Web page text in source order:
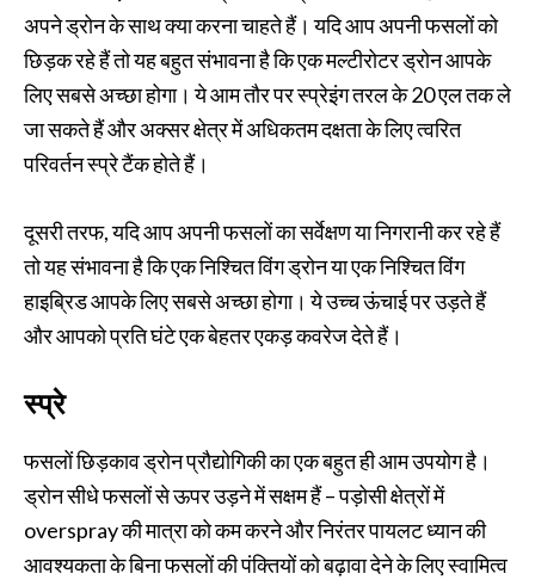
अपने ड्रोन के साथ क्या करना चाहते हैं। यदि आप अपनी फसलों को
छिड़क रहे हैं तो यह बहुत संभावना है कि एक मल्टीरोटर ड्रोन आपके
लिए सबसे अच्छा होगा। ये आम तौर पर स्प्रेइंग तरल के 20 एल तक ले
जा सकते हैं और अक्सर क्षेत्र में अधिकतम दक्षता के लिए त्वरित
परिवर्तन स्प्रे टैंक होते हैं।
दूसरी तरफ, यदि आप अपनी फसलों का सर्वेक्षण या निगरानी कर रहे हैं
तो यह संभावना है कि एक निश्चित विंग ड्रोन या एक निश्चित विंग
हाइब्रिड आपके लिए सबसे अच्छा होगा। ये उच्च ऊंचाई पर उड़ते हैं
और आपको प्रति घंटे एक बेहतर एकड़ कवरेज देते हैं।
स्प्रे
फसलों छिड़काव ड्रोन प्रौद्योगिकी का एक बहुत ही आम उपयोग है।
ड्रोन सीधे फसलों से ऊपर उड़ने में सक्षम हैं – पड़ोसी क्षेत्रों में
overspray की मात्रा को कम करने और निरंतर पायलट ध्यान की
आवश्यकता के बिना फसलों की पंक्तियों को बढ़ावा देने के लिए स्वामित्व